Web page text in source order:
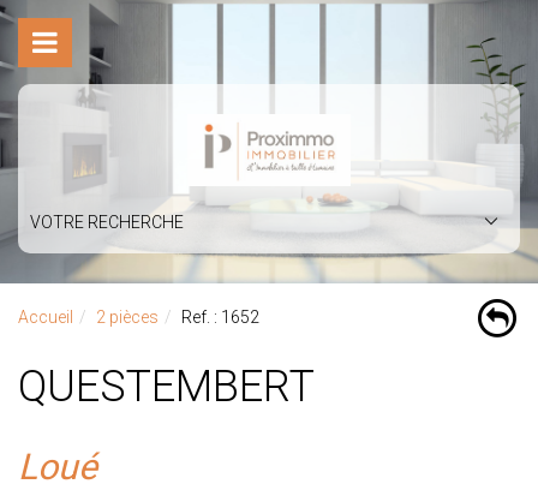
VOTRE RECHERCHE
Accueil 2 pièces Ref. : 1652
QUESTEMBERT
Loué